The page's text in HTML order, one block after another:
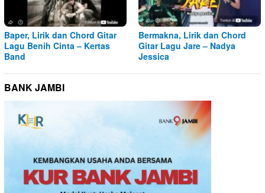
Baper, Lirik dan Chord Gitar
Lagu Benih Cinta – Kertas
Band
Bermakna, Lirik dan Chord
Gitar Lagu Jare – Nadya
Jessica
BANK JAMBI